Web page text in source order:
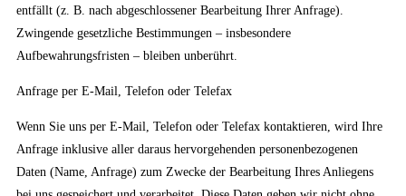
entfällt (z. B. nach abgeschlossener Bearbeitung Ihrer Anfrage).
Zwingende gesetzliche Bestimmungen – insbesondere
Aufbewahrungsfristen – bleiben unberührt.
Anfrage per E-Mail, Telefon oder Telefax
Wenn Sie uns per E-Mail, Telefon oder Telefax kontaktieren, wird Ihre
Anfrage inklusive aller daraus hervorgehenden personenbezogenen
Daten (Name, Anfrage) zum Zwecke der Bearbeitung Ihres Anliegens